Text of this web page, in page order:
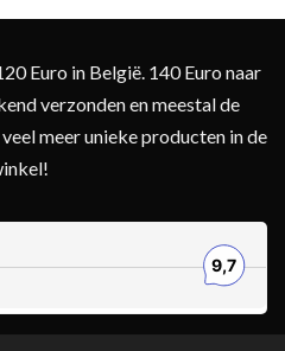
Euro in België. 140 Euro naar
verzonden en meestal de
meer unieke producten in de